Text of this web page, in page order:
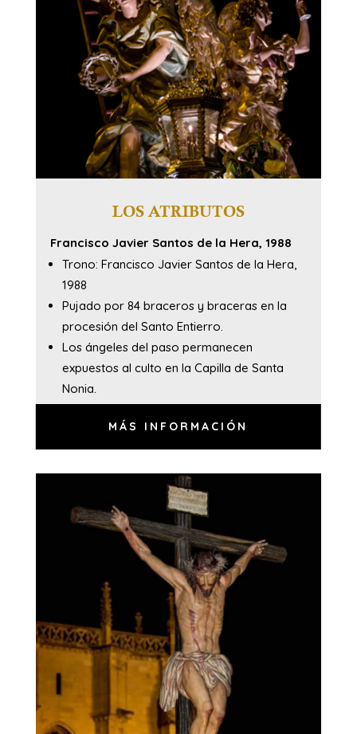
LOS ATRIBUTOS
Francisco Javier Santos de la Hera, 1988
Trono: Francisco Javier Santos de la Hera,
1988
Pujado por 84 braceros y braceras en la
procesión del Santo Entierro.
Los ángeles del paso permanecen
expuestos al culto en la Capilla de Santa
Nonia.
MÁS INFORMACIÓN